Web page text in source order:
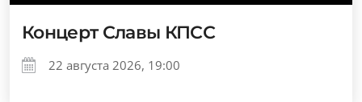
Концерт Славы КПСС
22 августа 2026, 19:00